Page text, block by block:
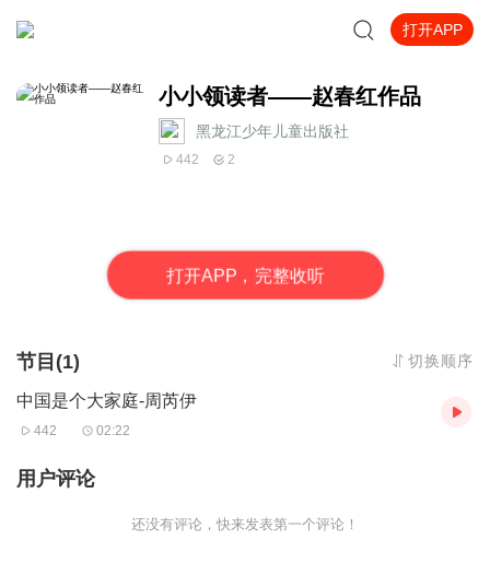
打开APP
小小领读者——赵春红作品
黑龙江少年儿童出版社
442 2
打开APP，完整收听
节目(1) 切换顺序
中国是个大家庭-周芮伊
442 02:22
用户评论
还没有评论，快来发表第一个评论！